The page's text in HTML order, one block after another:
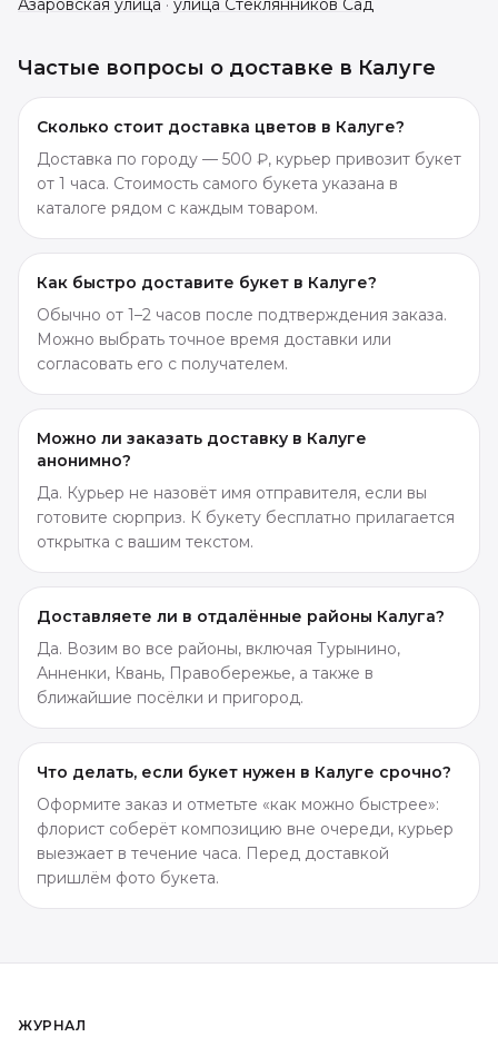
Азаровская улица · улица Стеклянников Сад
Частые вопросы о доставке в Калуге
Сколько стоит доставка цветов в Калуге?
Доставка по городу — 500 ₽, курьер привозит букет
от 1 часа. Стоимость самого букета указана в
каталоге рядом с каждым товаром.
Как быстро доставите букет в Калуге?
Обычно от 1–2 часов после подтверждения заказа.
Можно выбрать точное время доставки или
согласовать его с получателем.
Можно ли заказать доставку в Калуге
анонимно?
Да. Курьер не назовёт имя отправителя, если вы
готовите сюрприз. К букету бесплатно прилагается
открытка с вашим текстом.
Доставляете ли в отдалённые районы Калуга?
Да. Возим во все районы, включая Турынино,
Анненки, Квань, Правобережье, а также в
ближайшие посёлки и пригород.
Что делать, если букет нужен в Калуге срочно?
Оформите заказ и отметьте «как можно быстрее»:
флорист соберёт композицию вне очереди, курьер
выезжает в течение часа. Перед доставкой
пришлём фото букета.
ЖУРНАЛ